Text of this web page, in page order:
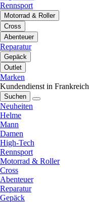
Rennsport
Motorrad & Roller
Cross
Abenteuer
Reparatur
Gepäck
Outlet
Marken
Kundendienst in Frankreich
Suchen
Neuheiten
Helme
Mann
Damen
High-Tech
Rennsport
Motorrad & Roller
Cross
Abenteuer
Reparatur
Gepäck